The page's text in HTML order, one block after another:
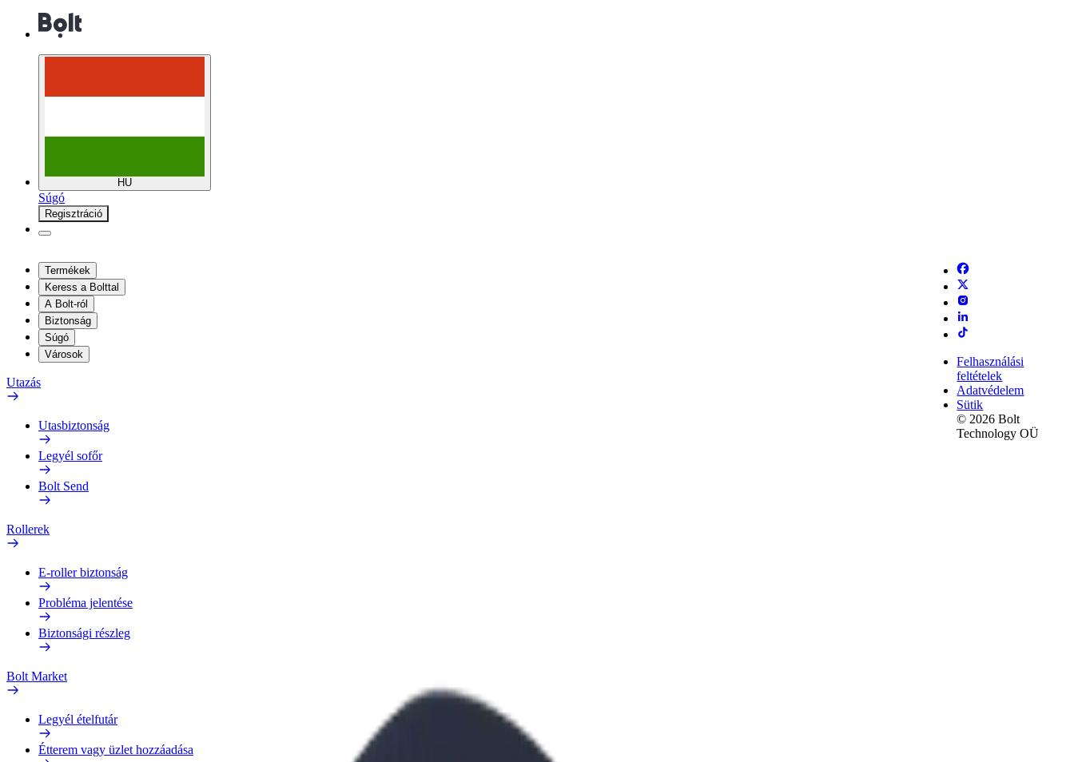
HU
Súgó
Regisztráció
Termékek
Keress a Bolttal
A Bolt-ról
Biztonság
Súgó
Városok
Utazás
Utasbiztonság
Legyél sofőr
Bolt Send
Rollerek
E-roller biztonság
Probléma jelentése
Biztonsági részleg
Bolt Market
Legyél ételfutár
Étterem vagy üzlet hozzáadása
Felhasználási
feltételek
Adatvédelem
Sütik
© 2026 Bolt
Technology OÜ